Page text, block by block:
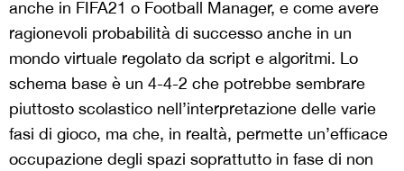
anche in FIFA21 o Football Manager, e come avere
ragionevoli probabilità di successo anche in un
mondo virtuale regolato da script e algoritmi. Lo
schema base è un 4-4-2 che potrebbe sembrare
piuttosto scolastico nell’interpretazione delle varie
fasi di gioco, ma che, in realtà, permette un’efficace
occupazione degli spazi soprattutto in fase di non